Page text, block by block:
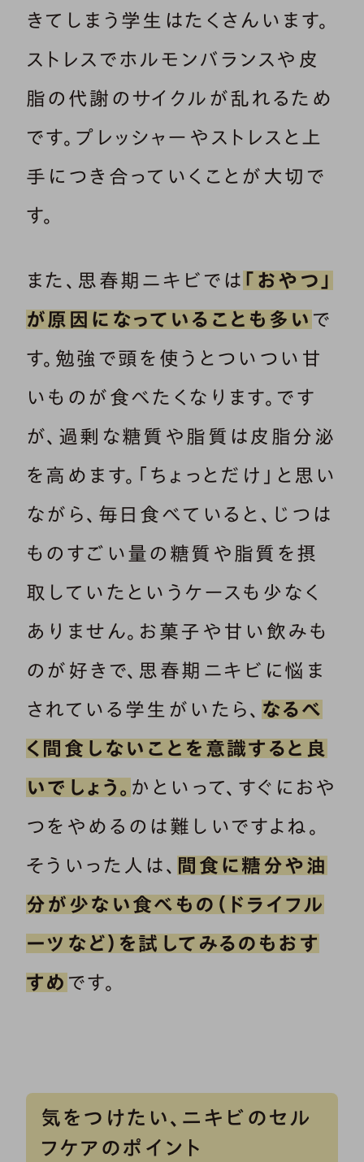
きてしまう学生はたくさんいます。
ストレスでホルモンバランスや皮
脂の代謝のサイクルが乱れるため
です。プレッシャーやストレスと上
手につき合っていくことが大切で
す。
また、思春期ニキビでは 「おやつ」
が原因になっていることも多い で
す。勉強で頭を使うとついつい甘
いものが食べたくなります。です
が、過剰な糖質や脂質は皮脂分泌
を高めます。「ちょっとだけ」と思い
ながら、毎日食べていると、じつは
ものすごい量の糖質や脂質を摂
取していたというケースも少なく
ありません。お菓子や甘い飲みも
のが好きで、思春期ニキビに悩ま
されている学生がいたら、 なるべ
く間食しないことを意識すると良
いでしょう。 かといって、すぐにおや
つをやめるのは難しいですよね。
そういった人は、 間食に糖分や油
分が少ない食べもの（ドライフル
ーツなど）を試してみるのもおす
すめ です。
気をつけたい、ニキビのセル
フケアのポイント